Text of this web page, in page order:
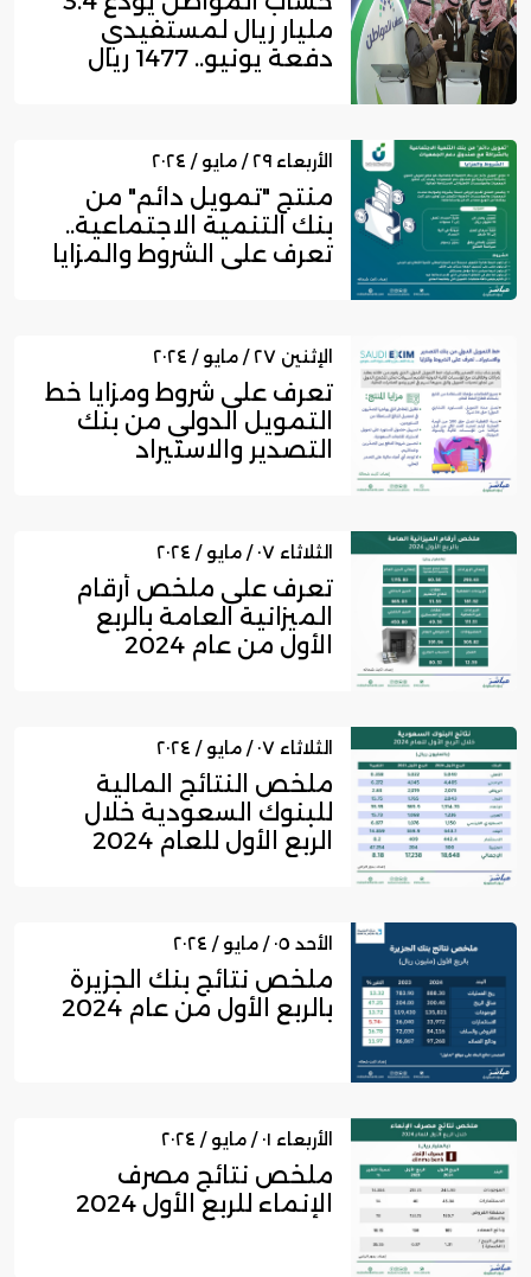
مليار ريال لمستفيدي
دفعة يونيو.. 1477 ريال
الأربعاء ٢٩ / مايو / ٢٠٢٤
منتج "تمويل دائم" من
بنك التنمية الاجتماعية..
تعرف على الشروط والمزايا
الإثنين ٢٧ / مايو / ٢٠٢٤
تعرف على شروط ومزايا خط
التمويل الدولي من بنك
التصدير والاستيراد
الثلاثاء ٠٧ / مايو / ٢٠٢٤
تعرف على ملخص أرقام
الميزانية العامة بالربع
الأول من عام 2024
الثلاثاء ٠٧ / مايو / ٢٠٢٤
ملخص النتائج المالية
للبنوك السعودية خلال
الربع الأول للعام 2024
الأحد ٠٥ / مايو / ٢٠٢٤
ملخص نتائج بنك الجزيرة
بالربع الأول من عام 2024
الأربعاء ٠١ / مايو / ٢٠٢٤
ملخص نتائج مصرف
الإنماء للربع الأول 2024